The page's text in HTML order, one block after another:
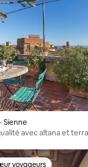
Sienne
avec altana et
voyageurs